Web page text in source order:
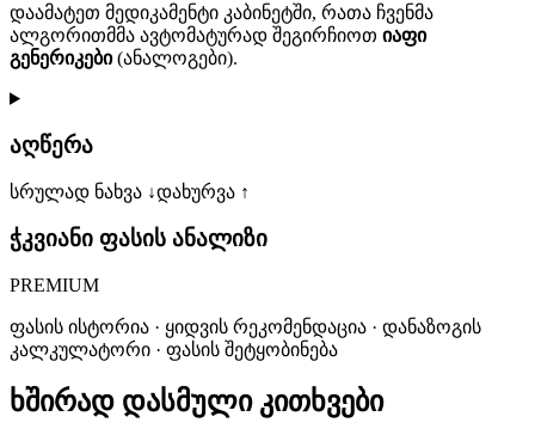
დაამატეთ მედიკამენტი კაბინეტში, რათა ჩვენმა
ალგორითმმა ავტომატურად შეგირჩიოთ იაფი
გენერიკები(ანალოგები).
აღწერა
სრულად ნახვა ↓დახურვა ↑
ჭკვიანი ფასის ანალიზი
PREMIUM
ფასის ისტორია · ყიდვის რეკომენდაცია · დანაზოგის
კალკულატორი · ფასის შეტყობინება
ხშირად დასმული კითხვები